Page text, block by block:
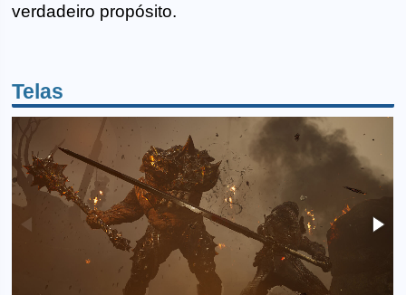
verdadeiro propósito.
Telas